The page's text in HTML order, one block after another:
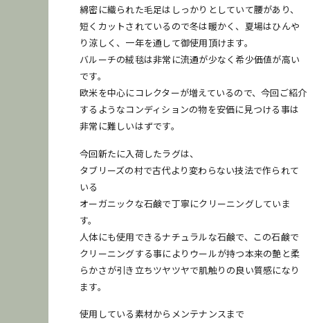
綿密に織られた毛足はしっかりとしていて腰があり、
短くカットされているので冬は暖かく、夏場はひんや
り涼しく、一年を通して御使用頂けます。
バルーチの絨毯は非常に流通が少なく希少価値が高い
です。
欧米を中心にコレクターが増えているので、今回ご紹介
するようなコンディションの物を安価に見つける事は
非常に難しいはずです。
今回新たに入荷したラグは、
タブリーズの村で古代より変わらない技法で作られて
いる
オーガニックな石鹸で丁寧にクリーニングしていま
す。
人体にも使用できるナチュラルな石鹸で、この石鹸で
クリーニングする事によりウールが持つ本来の艶と柔
らかさが引き立ちツヤツヤで肌触りの良い質感になり
ます。
使用している素材からメンテナンスまで